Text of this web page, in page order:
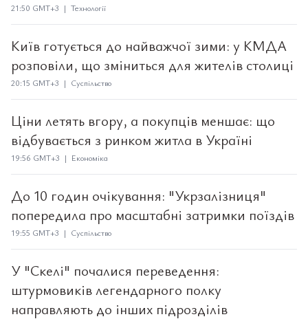
21:50 GMT+3 | Технології
Київ готується до найважчої зими: у КМДА
розповіли, що зміниться для жителів столиці
20:15 GMT+3 | Суспільство
Ціни летять вгору, а покупців меншає: що
відбувається з ринком житла в Україні
19:56 GMT+3 | Економіка
До 10 годин очікування: "Укрзалізниця"
попередила про масштабні затримки поїздів
19:55 GMT+3 | Суспільство
У "Скелі" почалися переведення:
штурмовиків легендарного полку
направляють до інших підрозділів